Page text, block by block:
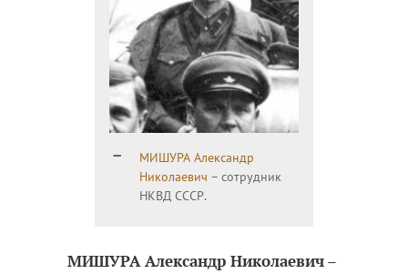
МИШУРА Александр
Николаевич – сотрудник
НКВД СССР.
МИШУРА Александр Николаевич–